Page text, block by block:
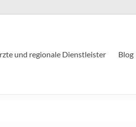
und regionale Dienstleister Blog